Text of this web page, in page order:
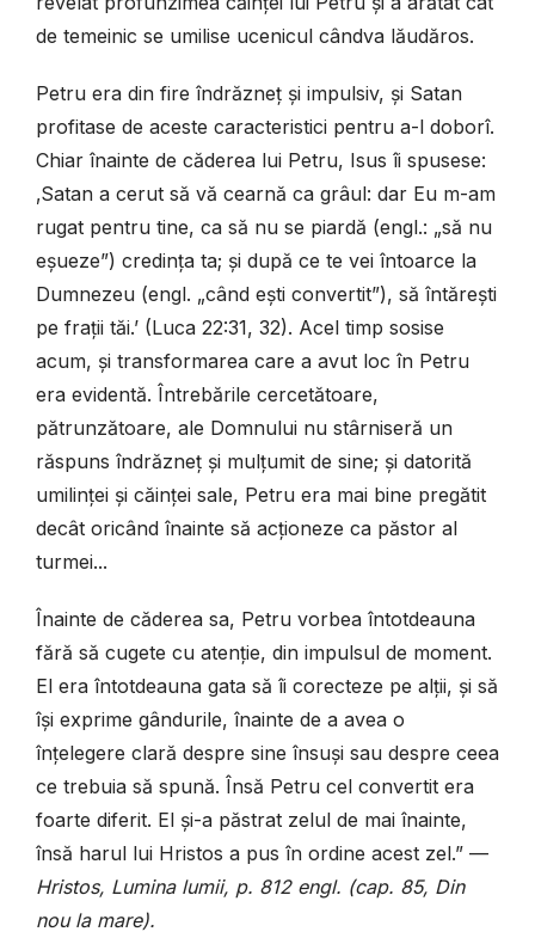
de temeinic se umilise ucenicul cândva lăudăros.
Petru era din fire îndrăzneț și impulsiv, și Satan
profitase de aceste caracteristici pentru a-l doborî.
Chiar înainte de căderea lui Petru, Isus îi spusese:
‚Satan a cerut să vă cearnă ca grâul: dar Eu m-am
rugat pentru tine, ca să nu se piardă (engl.: „să nu
eșueze”) credința ta; și după ce te vei întoarce la
Dumnezeu (engl. „când ești convertit”), să întărești
pe frații tăi.’ (Luca 22:31, 32). Acel timp sosise
acum, și transformarea care a avut loc în Petru
era evidentă. Întrebările cercetătoare,
pătrunzătoare, ale Domnului nu stârniseră un
răspuns îndrăzneț și mulțumit de sine; și datorită
umilinței și căinței sale, Petru era mai bine pregătit
decât oricând înainte să acționeze ca păstor al
turmei...
Înainte de căderea sa, Petru vorbea întotdeauna
fără să cugete cu atenție, din impulsul de moment.
El era întotdeauna gata să îi corecteze pe alții, și să
își exprime gândurile, înainte de a avea o
înțelegere clară despre sine însuși sau despre ceea
ce trebuia să spună. Însă Petru cel convertit era
foarte diferit. El și-a păstrat zelul de mai înainte,
însă harul lui Hristos a pus în ordine acest zel.” —
Hristos, Lumina lumii, p. 812 engl. (cap. 85, Din
nou la mare).